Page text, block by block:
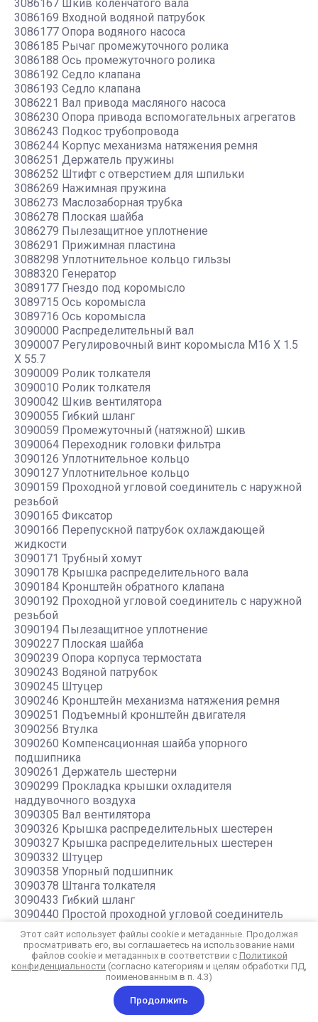
3086167 Шкив коленчатого вала
3086169 Входной водяной патрубок
3086177 Опора водяного насоса
3086185 Рычаг промежуточного ролика
3086188 Ось промежуточного ролика
3086192 Седло клапана
3086193 Седло клапана
3086221 Вал привода масляного насоса
3086230 Опора привода вспомогательных агрегатов
3086243 Подкос трубопровода
3086244 Корпус механизма натяжения ремня
3086251 Держатель пружины
3086252 Штифт с отверстием для шпильки
3086269 Нажимная пружина
3086273 Маслозаборная трубка
3086278 Плоская шайба
3086279 Пылезащитное уплотнение
3086291 Прижимная пластина
3088298 Уплотнительное кольцо гильзы
3088320 Генератор
3089177 Гнездо под коромысло
3089715 Ось коромысла
3089716 Ось коромысла
3090000 Распределительный вал
3090007 Регулировочный винт коромысла M16 X 1.5
X 55.7
3090009 Ролик толкателя
3090010 Ролик толкателя
3090042 Шкив вентилятора
3090055 Гибкий шланг
3090059 Промежуточный (натяжной) шкив
3090064 Переходник головки фильтра
3090126 Уплотнительное кольцо
3090127 Уплотнительное кольцо
3090159 Проходной угловой соединитель с наружной
резьбой
3090165 Фиксатор
3090166 Перепускной патрубок охлаждающей
жидкости
3090171 Трубный хомут
3090178 Крышка распределительного вала
3090184 Кронштейн обратного клапана
3090192 Проходной угловой соединитель с наружной
резьбой
3090194 Пылезащитное уплотнение
3090227 Плоская шайба
3090239 Опора корпуса термостата
3090243 Водяной патрубок
3090245 Штуцер
3090246 Кронштейн механизма натяжения ремня
3090251 Подъемный кронштейн двигателя
3090256 Втулка
3090260 Компенсационная шайба упорного
подшипника
3090261 Держатель шестерни
3090299 Прокладка крышки охладителя
наддувочного воздуха
3090305 Вал вентилятора
3090326 Крышка распределительных шестерен
3090327 Крышка распределительных шестерен
3090332 Штуцер
3090358 Упорный подшипник
3090378 Штанга толкателя
3090433 Гибкий шланг
3090440 Простой проходной угловой соединитель
3090441 Нажимная пружина
3090447 Угловой переходник с внутренней резьбой
3090449 Корпус охладителя гидротрансформатора
3090450 Маслосъемное поршневое кольцо
3090451 Обратный клапан
3090452 Гибкий шланг
3090461 Выходной водяной патрубок
Этот сайт использует файлы cookie и метаданные. Продолжая
просматривать его, вы соглашаетесь на использование нами
файлов cookie и метаданных в соответствии с Политикой
конфиденциальности (согласно категориям и целям обработки ПД,
поименованным в п. 4.3)
Продолжить